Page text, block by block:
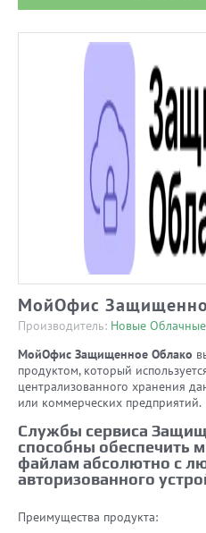
МойОфис
Производитель: Новые
МойОфис Защищенное Облако
продуктом, который
централизованного хранения
или коммерческих предприятий.
Службы сервиса
способны обеспечить
файлам абсолютно с
авторизованного
Преимущества продукта: